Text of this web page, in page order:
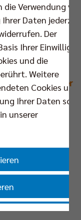
Star-Trainer
neue Autorität
der BR
die Verwendung
Ihrer Daten
Der
Ihrer
und die
Weitere
Cookies und
Ihrer Daten
unserer
akzeptieren